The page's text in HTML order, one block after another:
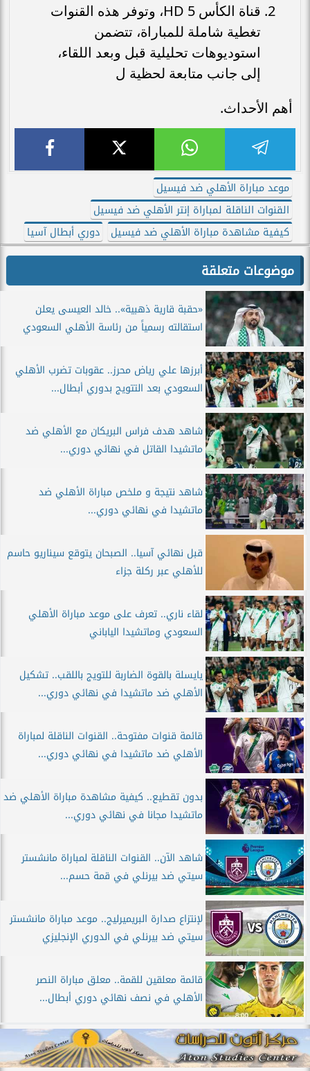
قناة الكأس 5 HD، وتوفر هذه القنوات
تغطية شاملة للمباراة، تتضمن
استوديوهات تحليلية قبل وبعد اللقاء،
إلى جانب متابعة لحظية ل
أهم الأحداث.
موعد مباراة الأهلي ضد فيسيل
القنوات الناقلة لمباراة إنتر الأهلي ضد فيسيل
كيفية مشاهدة مباراة الأهلي ضد فيسيل
دوري أبطال آسيا
موضوعات متعلقة
«حقبة قارية ذهبية».. خالد العيسى يعلن
استقالته رسمياً من رئاسة الأهلي السعودي
أبرزها علي رياض محرز.. عقوبات تضرب الأهلي
السعودي بعد التتويج بدوري أبطال...
شاهد هدف فراس البريكان مع الأهلي ضد
ماتشيدا القاتل في نهائي دوري...
شاهد نتيجة و ملخص مباراة الأهلي ضد
ماتشيدا في نهائي دوري...
قبل نهائي آسيا.. الصبحان يتوقع سيناريو حاسم
للأهلي عبر ركلة جزاء
لقاء ناري.. تعرف على موعد مباراة الأهلي
السعودي وماتشيدا الياباني
يايسلة بالقوة الضاربة للتويج باللقب.. تشكيل
الأهلي ضد ماتشيدا في نهائي دوري...
قائمة قنوات مفتوحة.. القنوات الناقلة لمباراة
الأهلي ضد ماتشيدا في نهائي دوري...
بدون تقطيع.. كيفية مشاهدة مباراة الأهلي ضد
ماتشيدا مجانا في نهائي دوري...
شاهد الآن.. القنوات الناقلة لمباراة مانشستر
سيتي ضد بيرنلي في قمة حسم...
لإنتزاع صدارة البريميرليج.. موعد مباراة مانشستر
سيتي ضد بيرنلي في الدوري الإنجليزي
قائمة معلقين للقمة.. معلق مباراة النصر
الأهلي في نصف نهائي دوري أبطال...